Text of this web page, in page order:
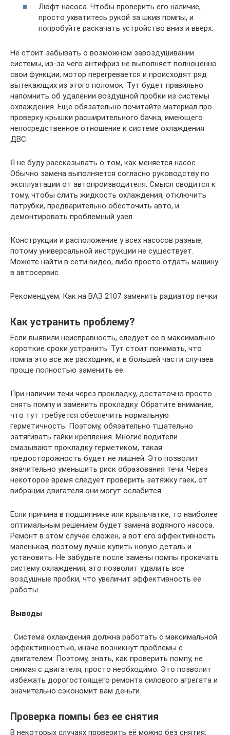
Люфт насоса. Чтобы проверить его наличие,
просто ухватитесь рукой за шкив помпы, и
попробуйте раскачать устройство вниз и вверх.
Не стоит забывать о возможном завоздушивании
системы, из-за чего антифриз не выполняет полноценно
свои функции, мотор перегревается и происходят ряд
вытекающих из этого поломок. Тут будет правильно
напомнить об удалении воздушной пробки из системы
охлаждения. Еще обязательно почитайте материал про
проверку крышки расширительного бачка, имеющего
непосредственное отношение к системе охлаждения
ДВС.
Я не буду рассказывать о том, как меняется насос.
Обычно замена выполняется согласно руководству по
эксплуатации от автопроизводителя. Смысл сводится к
тому, чтобы слить жидкость охлаждения, отключить
патрубки, предварительно обесточить авто, и
демонтировать проблемный узел.
Конструкции и расположение у всех насосов разные,
потому универсальной инструкции не существует.
Можете найти в сети видео, либо просто отдать машину
в автосервис.
Рекомендуем: Как на ВАЗ 2107 заменить радиатор печки
Как устранить проблему?
Если выявили неисправность, следует ее в максимально
короткие сроки устранить. Тут стоит понимать, что
помпа это все же расходник, и в большей части случаев
проще полностью заменить ее.
При наличии течи через прокладку, достаточно просто
снять помпу и заменить прокладку. Обратите внимание,
что тут требуется обеспечить нормальную
герметичность. Поэтому, обязательно тщательно
затягивать гайки крепления. Многие водители
смазывают прокладку герметиком, такая
предосторожность будет не лишней. Это позволит
значительно уменьшить риск образования течи. Через
некоторое время следует проверить затяжку гаек, от
вибрации двигателя они могут ослабится.
Если причина в подшипнике или крыльчатке, то наиболее
оптимальным решением будет замена водяного насоса.
Ремонт в этом случае сложен, а вот его эффективность
маленькая, поэтому лучше купить новую деталь и
установить. Не забудьте после замены помпы прокачать
систему охлаждения, это позволит удалить все
воздушные пробки, что увеличит эффективность ее
работы.
Выводы
. Система охлаждения должна работать с максимальной
эффективностью, иначе возникнут проблемы с
двигателем. Поэтому, знать, как проверить помпу, не
снимая с двигателя, просто необходимо. Это позволит
избежать дорогостоящего ремонта силового агрегата и
значительно сэкономит вам деньги.
Проверка помпы без ее снятия
В некоторых случаях проверить её можно без снятия: